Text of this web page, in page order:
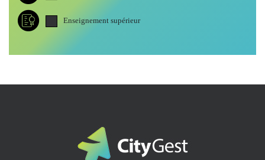
Enseignement supérieur